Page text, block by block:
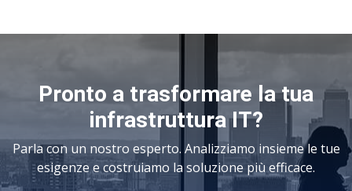
Pronto a trasformare la tua
infrastruttura IT?
Parla con un nostro esperto. Analizziamo insieme le tue
esigenze e costruiamo la soluzione più efficace.